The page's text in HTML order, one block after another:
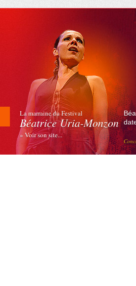
La marraine du Festival
Béatrice Uria-Monzon
» Voir son site...